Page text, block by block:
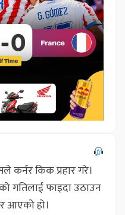
किक प्रहार गरे।
गतिलाई फाइदा उठाउन
आएको हो।